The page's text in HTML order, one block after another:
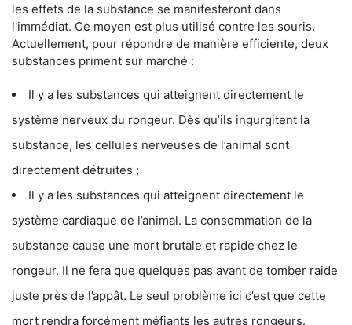
les effets de la substance se manifesteront dans
l'immédiat. Ce moyen est plus utilisé contre les souris.
Actuellement, pour répondre de manière efficiente, deux
substances priment sur marché :
Il y a les substances qui atteignent directement le
système nerveux du rongeur. Dès qu’ils ingurgitent la
substance, les cellules nerveuses de l’animal sont
directement détruites ;
Il y a les substances qui atteignent directement le
système cardiaque de l’animal. La consommation de la
substance cause une mort brutale et rapide chez le
rongeur. Il ne fera que quelques pas avant de tomber raide
juste près de l’appât. Le seul problème ici c’est que cette
mort rendra forcément méfiants les autres rongeurs.